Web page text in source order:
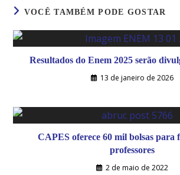
VOCÊ TAMBÉM PODE GOSTAR
Resultados do Enem 2025 serão
13 de janeiro de 2026
CAPES oferece 60 mil bolsas para
professores
2 de maio de 2022